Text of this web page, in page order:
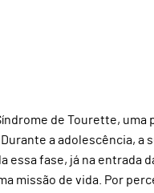
de Tourette,
a adolescência, a
essa fase, já na entrada
missão de vida. Por